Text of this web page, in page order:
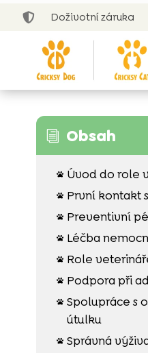
 Doživotní záruka
i Obsah
 Úvod do role
 První kontakt
 Preventivní
 Léčba
 Role
 Podpora při
 Spolupráce s
útulku
 Správná